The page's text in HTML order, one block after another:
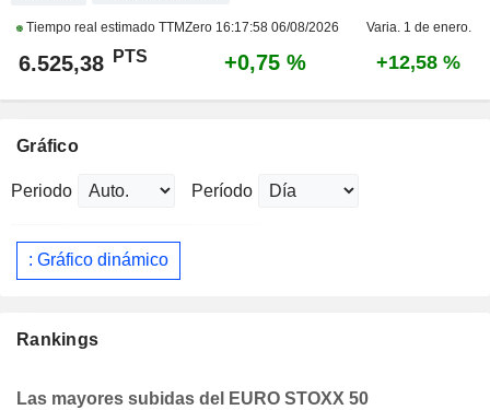
Tiempo real estimado TTMZero 16:17:58 06/08/2026 Varia. 1 de enero.
6.525,38 PTS +0,75 % +12,58 %
Gráfico
Periodo Período
: Gráfico dinámico
Rankings
Las mayores subidas del EURO STOXX 50